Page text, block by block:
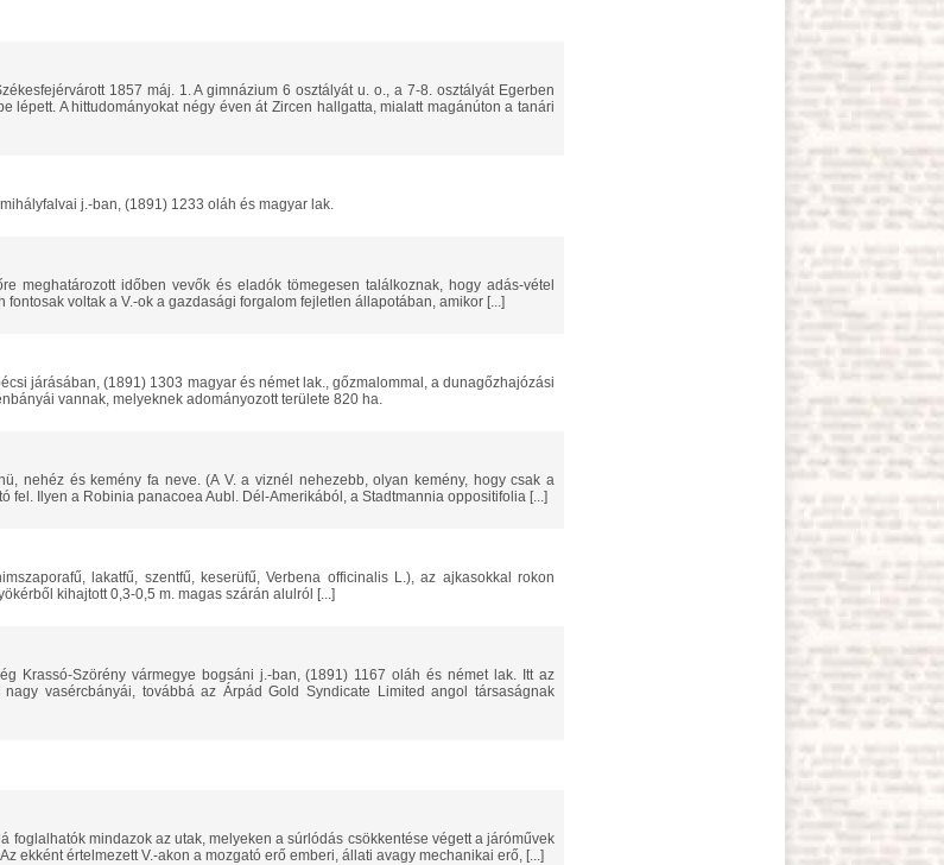
lépett. A hittudományokat négy éven át Zircen hallgatta, mialatt magánúton a tanári
j.-ban, (1891) 1233 oláh és magyar lak.
fontosak voltak a V.-ok a gazdasági forgalom fejletlen állapotában, amikor [...]
vannak, melyeknek adományozott területe 820 ha.
fel. Ilyen a Robinia panacoea Aubl. Dél-Amerikából, a Stadtmannia oppositifolia [...]
kihajtott 0,3-0,5 m. magas szárán alulról [...]
nagy vasércbányái, továbbá az Árpád Gold Syndicate Limited angol társaságnak
ekként értelmezett V.-akon a mozgató erő emberi, állati avagy mechanikai erő, [...]